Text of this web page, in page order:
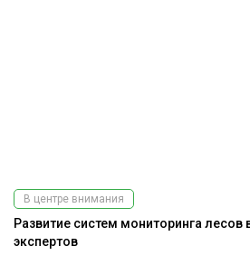
В центре внимания
Развитие систем мониторинга лесов
экспертов